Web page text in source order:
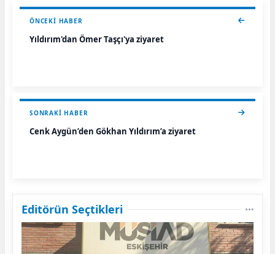
ÖNCEKI HABER
Yıldırım'dan Ömer Taşçı'ya ziyaret
SONRAKI HABER
Cenk Aygün’den Gökhan Yıldırım’a ziyaret
Editörün Seçtikleri